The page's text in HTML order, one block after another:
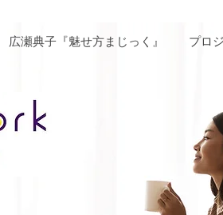
広瀬典子『魅せ方まじっく』 プロ